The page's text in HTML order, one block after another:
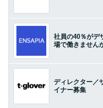
社員の40％がデ
場で働きません
ディレクター／
イナー募集